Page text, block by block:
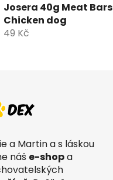
Josera 40g Meat Bars
Chicken dog
49 Kč
a Martin a s láskou
náš e-shopa